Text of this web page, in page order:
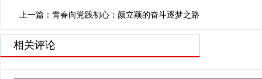
上一篇：青春向党践初心：颜立颖的奋斗逐梦之路
相关评论